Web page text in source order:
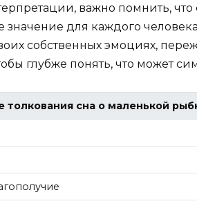
важно помнить,
значение для каждого
собственных эмоциях,
глубже понять, что может
толкования сна о маленькой